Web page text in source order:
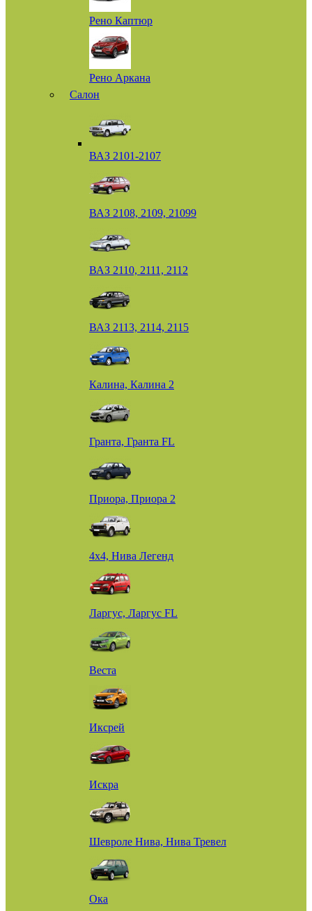
Рено Каптюр
Рено Аркана
Салон
ВАЗ 2101-2107
ВАЗ 2108, 2109, 21099
ВАЗ 2110, 2111, 2112
ВАЗ 2113, 2114, 2115
Калина, Калина 2
Гранта, Гранта FL
Приора, Приора 2
4х4, Нива Легенд
Ларгус, Ларгус FL
Веста
Иксрей
Искра
Шевроле Нива, Нива Тревел
Ока